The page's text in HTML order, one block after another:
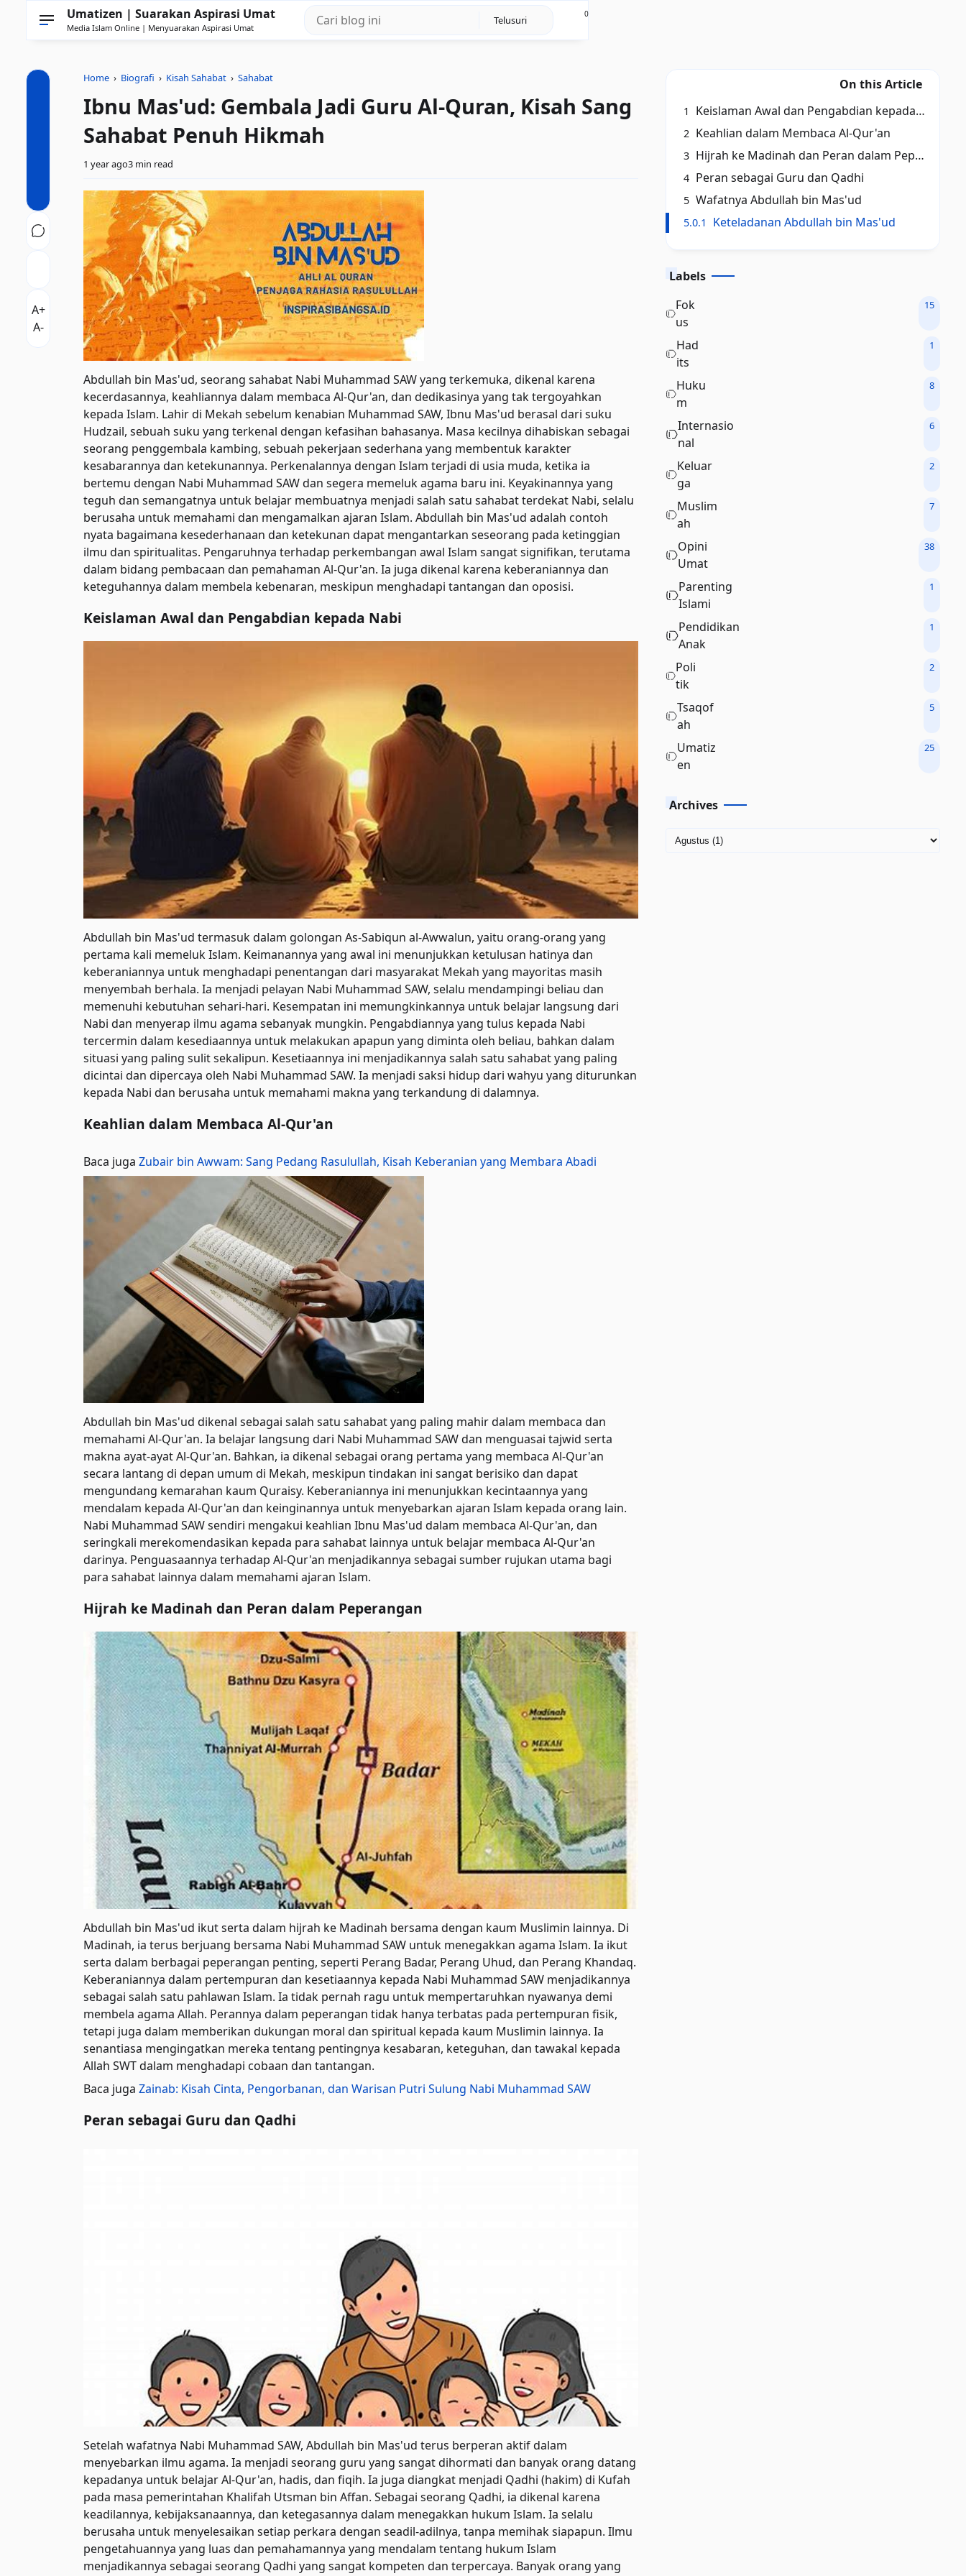
Umatizen | Suarakan Aspirasi Umat
Media Islam Online | Menyuarakan Aspirasi Umat
0
Home › Biografi › Kisah Sahabat › Sahabat
Ibnu Mas'ud: Gembala Jadi Guru Al-Quran, Kisah Sang
Sahabat Penuh Hikmah
1 year ago3 min read
Abdullah bin Mas'ud, seorang sahabat Nabi Muhammad SAW yang terkemuka, dikenal karena
kecerdasannya, keahliannya dalam membaca Al-Qur'an, dan dedikasinya yang tak tergoyahkan
kepada Islam. Lahir di Mekah sebelum kenabian Muhammad SAW, Ibnu Mas'ud berasal dari suku
Hudzail, sebuah suku yang terkenal dengan kefasihan bahasanya. Masa kecilnya dihabiskan sebagai
seorang penggembala kambing, sebuah pekerjaan sederhana yang membentuk karakter
kesabarannya dan ketekunannya. Perkenalannya dengan Islam terjadi di usia muda, ketika ia
bertemu dengan Nabi Muhammad SAW dan segera memeluk agama baru ini. Keyakinannya yang
teguh dan semangatnya untuk belajar membuatnya menjadi salah satu sahabat terdekat Nabi, selalu
berusaha untuk memahami dan mengamalkan ajaran Islam. Abdullah bin Mas'ud adalah contoh
nyata bagaimana kesederhanaan dan ketekunan dapat mengantarkan seseorang pada ketinggian
ilmu dan spiritualitas. Pengaruhnya terhadap perkembangan awal Islam sangat signifikan, terutama
dalam bidang pembacaan dan pemahaman Al-Qur'an. Ia juga dikenal karena keberaniannya dan
keteguhannya dalam membela kebenaran, meskipun menghadapi tantangan dan oposisi.
Keislaman Awal dan Pengabdian kepada Nabi
Abdullah bin Mas'ud termasuk dalam golongan As-Sabiqun al-Awwalun, yaitu orang-orang yang
pertama kali memeluk Islam. Keimanannya yang awal ini menunjukkan ketulusan hatinya dan
keberaniannya untuk menghadapi penentangan dari masyarakat Mekah yang mayoritas masih
menyembah berhala. Ia menjadi pelayan Nabi Muhammad SAW, selalu mendampingi beliau dan
memenuhi kebutuhan sehari-hari. Kesempatan ini memungkinkannya untuk belajar langsung dari
Nabi dan menyerap ilmu agama sebanyak mungkin. Pengabdiannya yang tulus kepada Nabi
tercermin dalam kesediaannya untuk melakukan apapun yang diminta oleh beliau, bahkan dalam
situasi yang paling sulit sekalipun. Kesetiaannya ini menjadikannya salah satu sahabat yang paling
dicintai dan dipercaya oleh Nabi Muhammad SAW. Ia menjadi saksi hidup dari wahyu yang diturunkan
kepada Nabi dan berusaha untuk memahami makna yang terkandung di dalamnya.
Keahlian dalam Membaca Al-Qur'an
Baca juga Zubair bin Awwam: Sang Pedang Rasulullah, Kisah Keberanian yang Membara Abadi
Abdullah bin Mas'ud dikenal sebagai salah satu sahabat yang paling mahir dalam membaca dan
memahami Al-Qur'an. Ia belajar langsung dari Nabi Muhammad SAW dan menguasai tajwid serta
makna ayat-ayat Al-Qur'an. Bahkan, ia dikenal sebagai orang pertama yang membaca Al-Qur'an
secara lantang di depan umum di Mekah, meskipun tindakan ini sangat berisiko dan dapat
mengundang kemarahan kaum Quraisy. Keberaniannya ini menunjukkan kecintaannya yang
mendalam kepada Al-Qur'an dan keinginannya untuk menyebarkan ajaran Islam kepada orang lain.
Nabi Muhammad SAW sendiri mengakui keahlian Ibnu Mas'ud dalam membaca Al-Qur'an, dan
seringkali merekomendasikan kepada para sahabat lainnya untuk belajar membaca Al-Qur'an
darinya. Penguasaannya terhadap Al-Qur'an menjadikannya sebagai sumber rujukan utama bagi
para sahabat lainnya dalam memahami ajaran Islam.
Hijrah ke Madinah dan Peran dalam Peperangan
Abdullah bin Mas'ud ikut serta dalam hijrah ke Madinah bersama dengan kaum Muslimin lainnya. Di
Madinah, ia terus berjuang bersama Nabi Muhammad SAW untuk menegakkan agama Islam. Ia ikut
serta dalam berbagai peperangan penting, seperti Perang Badar, Perang Uhud, dan Perang Khandaq.
Keberaniannya dalam pertempuran dan kesetiaannya kepada Nabi Muhammad SAW menjadikannya
sebagai salah satu pahlawan Islam. Ia tidak pernah ragu untuk mempertaruhkan nyawanya demi
membela agama Allah. Perannya dalam peperangan tidak hanya terbatas pada pertempuran fisik,
tetapi juga dalam memberikan dukungan moral dan spiritual kepada kaum Muslimin lainnya. Ia
senantiasa mengingatkan mereka tentang pentingnya kesabaran, keteguhan, dan tawakal kepada
Allah SWT dalam menghadapi cobaan dan tantangan.
Baca juga Zainab: Kisah Cinta, Pengorbanan, dan Warisan Putri Sulung Nabi Muhammad SAW
Peran sebagai Guru dan Qadhi
Setelah wafatnya Nabi Muhammad SAW, Abdullah bin Mas'ud terus berperan aktif dalam
menyebarkan ilmu agama. Ia menjadi seorang guru yang sangat dihormati dan banyak orang datang
kepadanya untuk belajar Al-Qur'an, hadis, dan fiqih. Ia juga diangkat menjadi Qadhi (hakim) di Kufah
pada masa pemerintahan Khalifah Utsman bin Affan. Sebagai seorang Qadhi, ia dikenal karena
keadilannya, kebijaksanaannya, dan ketegasannya dalam menegakkan hukum Islam. Ia selalu
berusaha untuk menyelesaikan setiap perkara dengan seadil-adilnya, tanpa memihak siapapun. Ilmu
pengetahuannya yang luas dan pemahamannya yang mendalam tentang hukum Islam
menjadikannya sebagai seorang Qadhi yang sangat kompeten dan terpercaya. Banyak orang yang
On this Article
1 Keislaman Awal dan Pengabdian kepada Nabi
2 Keahlian dalam Membaca Al-Qur'an
3 Hijrah ke Madinah dan Peran dalam Peperangan
4 Peran sebagai Guru dan Qadhi
5 Wafatnya Abdullah bin Mas'ud
5.0.1 Keteladanan Abdullah bin Mas'ud
Labels
Fok
us
15
Had
its
1
Huku
m
8
Internasio
nal
6
Keluar
ga
2
Muslim
ah
7
Opini
Umat
38
Parenting
Islami
1
Pendidikan
Anak
1
Poli
tik
2
Tsaqof
ah
5
Umatiz
en
25
Archives